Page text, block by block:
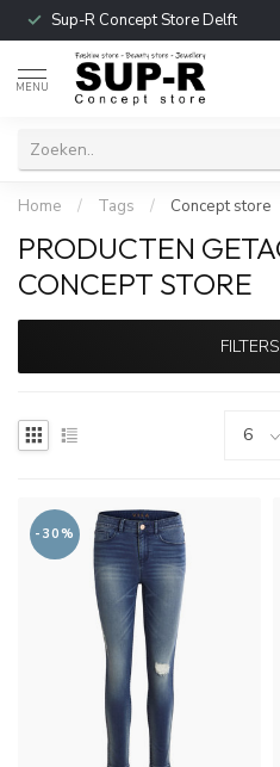
Sup-R Concept Store Delft
MENU
Home / Tags / Concept store
PRODUCTEN
CONCEPT STORE
FILTERS
-30%